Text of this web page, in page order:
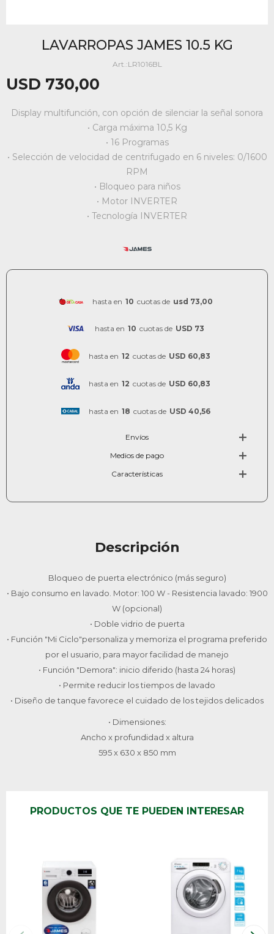
LAVARROPAS JAMES 10.5 KG
LR1016BL
USD 730,00
Display multifunción, con opción de silenciar la señal sonora
• Carga máxima 10,5 Kg
• 16 Programas
• Selección de velocidad de centrifugado en 6 niveles: 0/1600
RPM
• Bloqueo para niños
• Motor INVERTER
• Tecnología INVERTER
hasta en 10 cuotas de usd 73,00
hasta en 10 cuotas de USD 73
hasta en 12 cuotas de USD 60,83
hasta en 12 cuotas de USD 60,83
hasta en 18 cuotas de USD 40,56
Envíos
Medios de pago
Características
Descripción
Bloqueo de puerta electrónico (más seguro)
• Bajo consumo en lavado. Motor: 100 W - Resistencia lavado: 1900
W (opcional)
• Doble vidrio de puerta
• Función "Mi Ciclo"personaliza y memoriza el programa preferido
por el usuario, para mayor facilidad de manejo
• Función "Demora": inicio diferido (hasta 24 horas)
• Permite reducir los tiempos de lavado
• Diseño de tanque favorece el cuidado de los tejidos delicados
• Dimensiones:
Ancho x profundidad x altura
595 x 630 x 850 mm
PRODUCTOS QUE TE PUEDEN INTERESAR